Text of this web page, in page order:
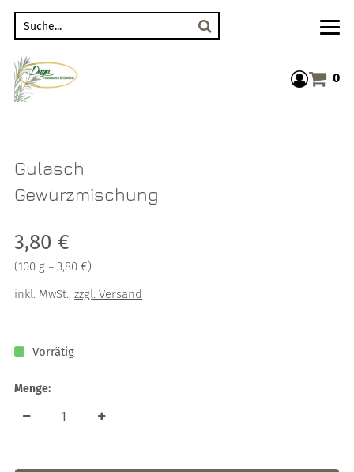
0
Gulasch
Gewürzmischung
Verkaufspreis: 3,80 €
3,80 €
Preis pro 100 g = 3,80 €
(100 g = 3,80 €)
inkl. MwSt.,zzgl. Versand
Vorrätig
Menge: